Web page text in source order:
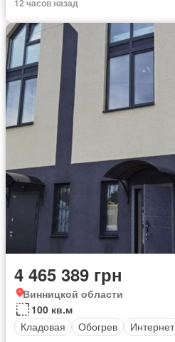
4 465 389 грн
Винницкой области
100 кв.м
Кладовая
Обогрев Интернет